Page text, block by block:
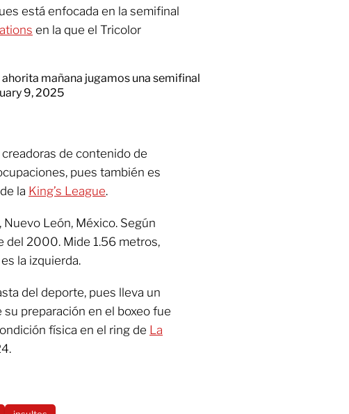
está enfocada en la semifinal
en la que el Tricolor
mañana jugamos una semifinal
9, 2025
de contenido de
pues también es
la King’s League.
León, México. Según
del 2000. Mide 1.56 metros,
la izquierda.
del deporte, pues lleva un
preparación en el boxeo fue
física en el ring de La